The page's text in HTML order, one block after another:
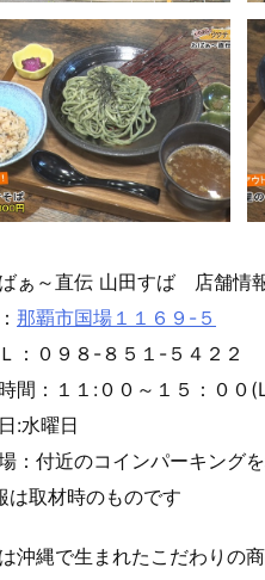
ばぁ～直伝 山田すば 店舗情報
那覇市国場１１６９-５
：０９８-８５１-５４２２
間：１１:００～１５：００
:水曜日
：付近のコインパーキング
は取材時のものです
沖縄で生まれたこだわりの